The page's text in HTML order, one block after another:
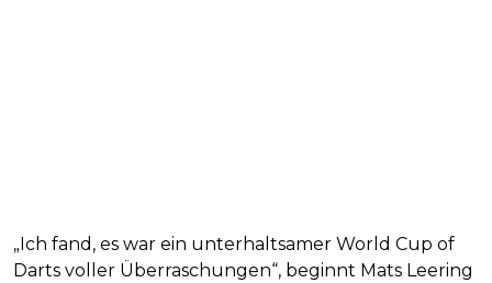
„Ich fand, es war ein unterhaltsamer World Cup of
Darts voller Überraschungen“, beginnt Mats Leering